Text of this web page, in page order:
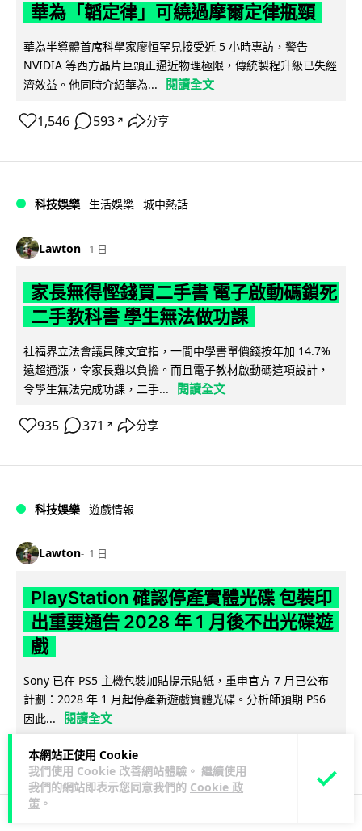
本網站正使用 Cookie
我們使用 Cookie 改善網站體驗。 繼續使用
我們的網站即表示您同意我們的 Cookie 政
策 。
華為「韜定律」可繞過摩爾定律瓶頸
華為半導體首席科學家廖恒罕見接受近 5 小時專訪，警告
NVIDIA 等西方晶片巨頭正逼近物理極限，傳統製程升級已失經
濟效益。他同時介紹華為...
閱讀全文
1,546 593 ↗ 分享
科技娛樂 生活娛樂 城中熱話
Lawton 1 日
家長無得慳錢買二手書 電子啟動碼鎖死
二手教科書 學生無法做功課
社福界立法會議員陳文宜指，一間中學書單價錢按年加 14.7%
遠超通漲，令家長難以負擔。而且電子教材啟動碼這項設計，
令學生無法完成功課，二手...
閱讀全文
935 371 ↗ 分享
科技娛樂 遊戲情報
Lawton 1 日
PlayStation 確認停產實體光碟 包裝印
出重要通告 2028 年 1 月後不出光碟遊
戲
Sony 已在 PS5 主機包裝加貼提示貼紙，重申官方 7 月已公布
計劃：2028 年 1 月起停產新遊戲實體光碟。分析師預期 PS6
因此...
閱讀全文
169 76 ↗ 分享